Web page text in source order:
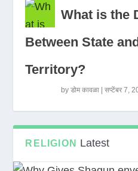
What is the
Between State
Territory?
byडोम कावळा |सप्टेंबर 7,
RELIGION Latest